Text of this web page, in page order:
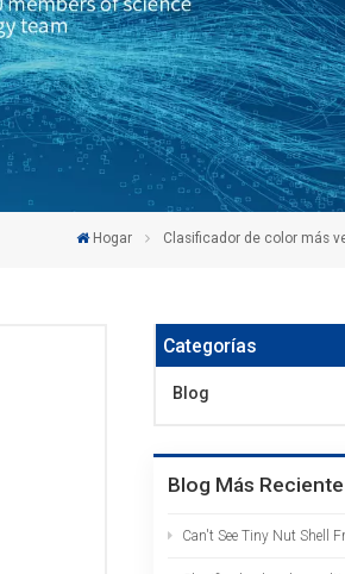
Hogar Clasificador de color más
Categorías
Blog
Blog Más Reciente
Can't See Tiny Nut Shell Fragments Clearly? The AI HD Color